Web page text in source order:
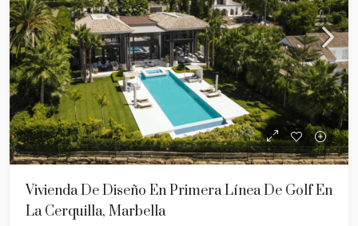
Vivienda De Diseño En Primera Línea De Golf En
La Cerquilla, Marbella